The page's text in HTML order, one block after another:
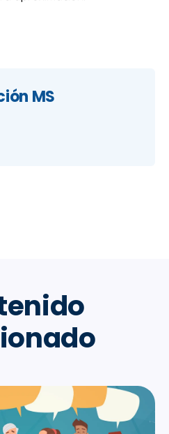
MS